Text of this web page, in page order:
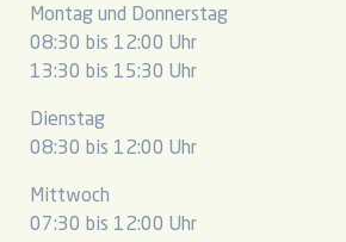
Montag und Donnerstag
08:30 bis 12:00 Uhr
13:30 bis 15:30 Uhr
Dienstag
08:30 bis 12:00 Uhr
Mittwoch
07:30 bis 12:00 Uhr